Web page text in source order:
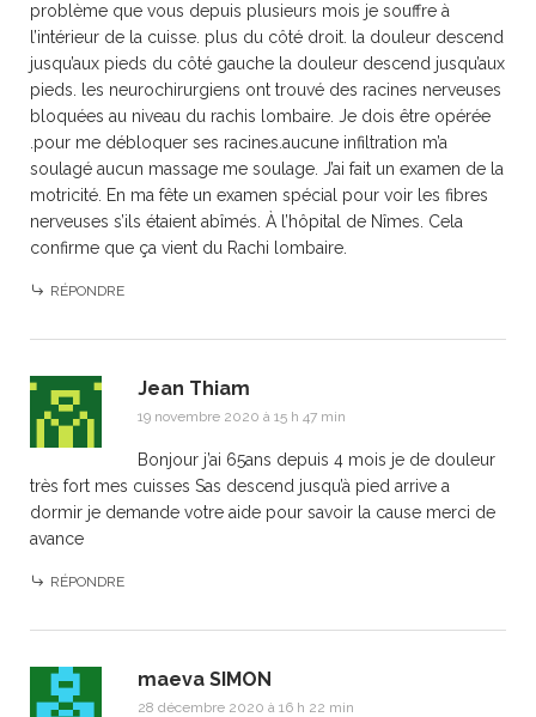
problème que vous depuis plusieurs mois je souffre à
l’intérieur de la cuisse. plus du côté droit. la douleur descend
jusqu’aux pieds du côté gauche la douleur descend jusqu’aux
pieds. les neurochirurgiens ont trouvé des racines nerveuses
bloquées au niveau du rachis lombaire. Je dois être opérée
.pour me débloquer ses racines.aucune infiltration m’a
soulagé aucun massage me soulage. J’ai fait un examen de la
motricité. En ma fête un examen spécial pour voir les fibres
nerveuses s’ils étaient abîmés. À l’hôpital de Nîmes. Cela
confirme que ça vient du Rachi lombaire.
RÉPONDRE
Jean Thiam
19 novembre 2020 à 15 h 47 min
Bonjour j’ai 65ans depuis 4 mois je de douleur
très fort mes cuisses Sas descend jusqu’à pied arrive a
dormir je demande votre aide pour savoir la cause merci de
avance
RÉPONDRE
maeva SIMON
28 décembre 2020 à 16 h 22 min